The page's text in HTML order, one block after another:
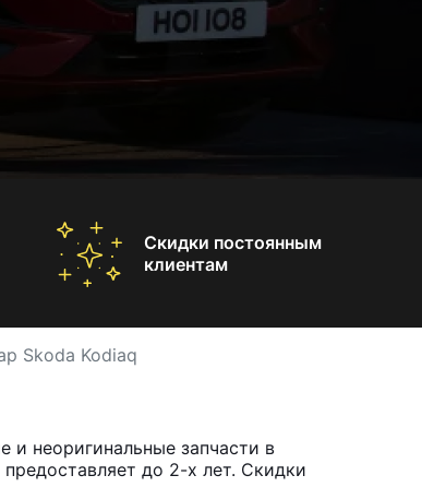
Скидки постоянным
клиентам
Skoda Kodiaq
и неоригинальные запчасти в
до 2-х лет. Скидки